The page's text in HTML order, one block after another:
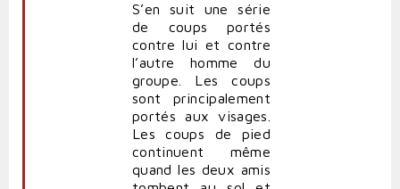
S’en suit une série
de coups portés
contre lui et contre
l’autre homme du
groupe. Les coups
sont principalement
portés aux visages.
Les coups de pied
continuent même
quand les deux amis